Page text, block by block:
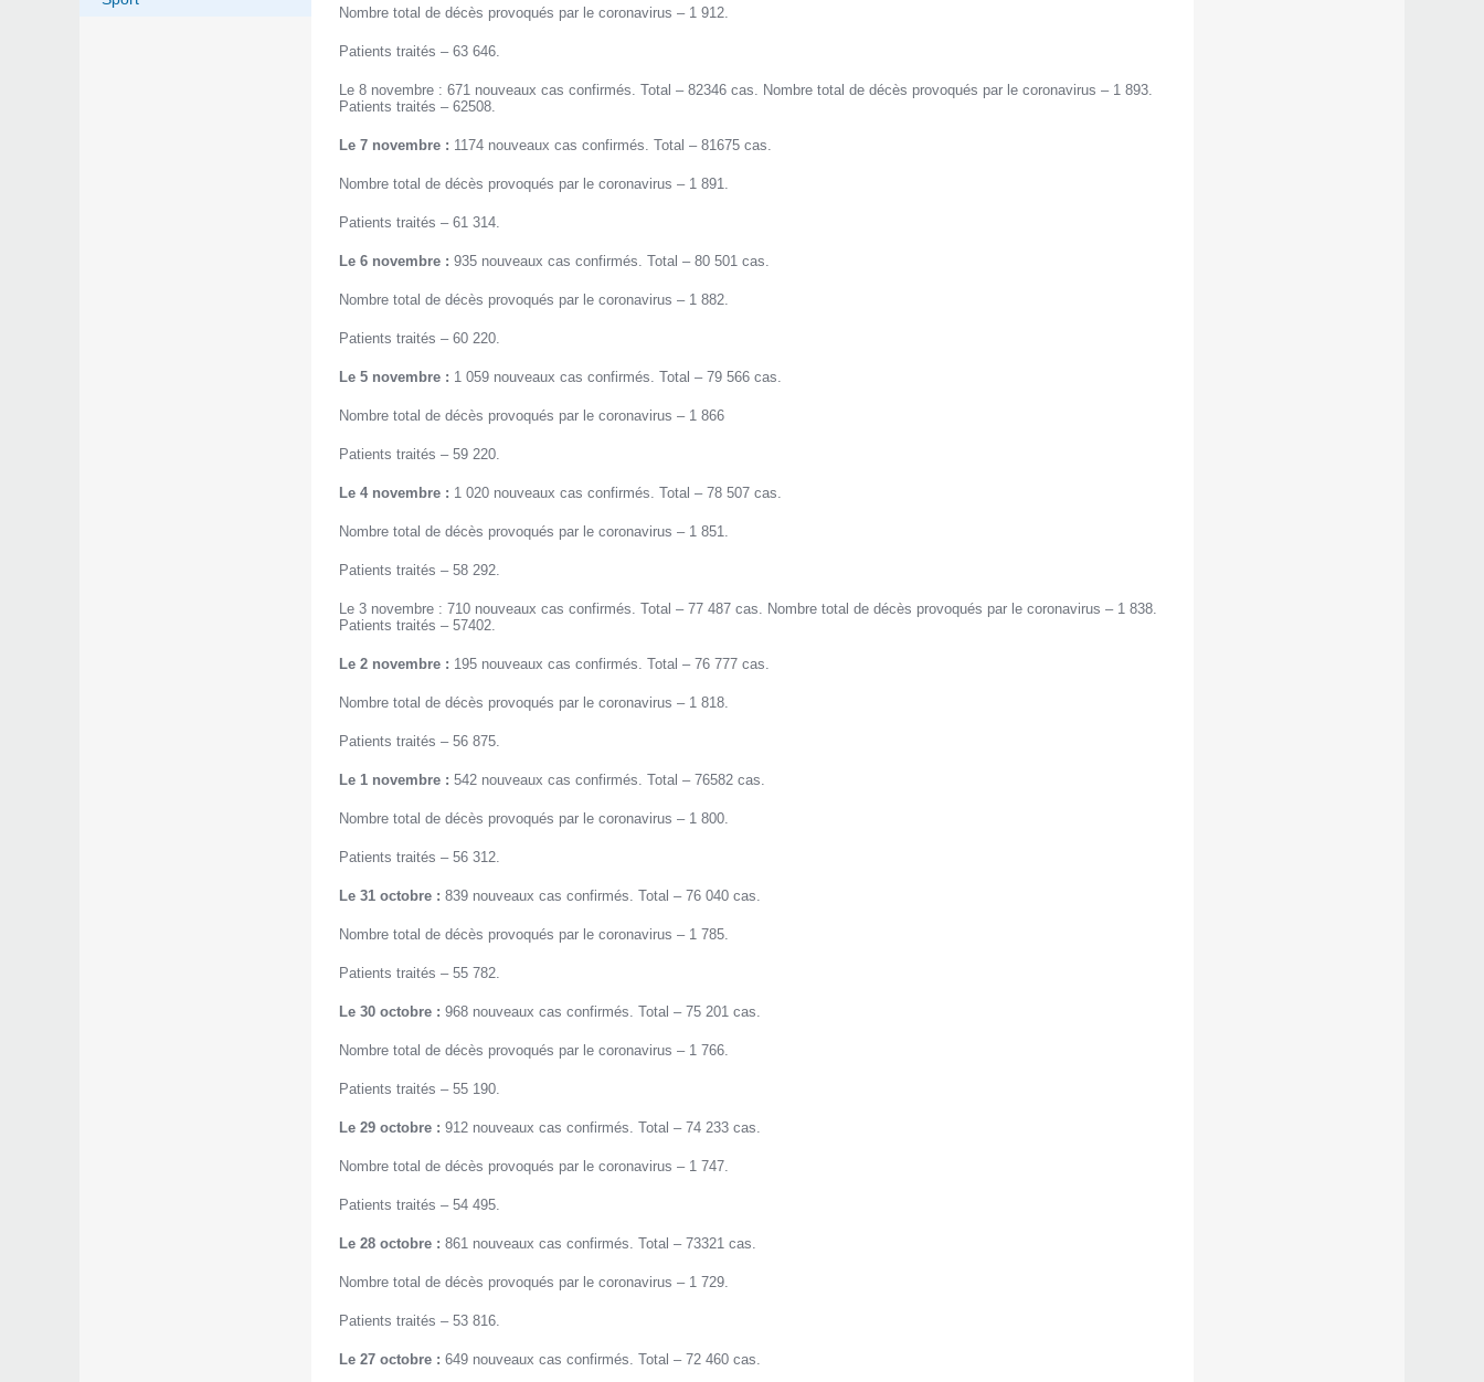
Nombre total de décès provoqués par le coronavirus – 1 912.
Patients traités – 63 646.
Le 8 novembre : 671 nouveaux cas confirmés. Total – 82346 cas. Nombre total de décès provoqués par le coronavirus – 1 893.
Patients traités – 62508.
Le 7 novembre : 1174 nouveaux cas confirmés. Total – 81675 cas.
Nombre total de décès provoqués par le coronavirus – 1 891.
Patients traités – 61 314.
Le 6 novembre : 935 nouveaux cas confirmés. Total – 80 501 cas.
Nombre total de décès provoqués par le coronavirus – 1 882.
Patients traités – 60 220.
Le 5 novembre : 1 059 nouveaux cas confirmés. Total – 79 566 cas.
Nombre total de décès provoqués par le coronavirus – 1 866
Patients traités – 59 220.
Le 4 novembre : 1 020 nouveaux cas confirmés. Total – 78 507 cas.
Nombre total de décès provoqués par le coronavirus – 1 851.
Patients traités – 58 292.
Le 3 novembre : 710 nouveaux cas confirmés. Total – 77 487 cas. Nombre total de décès provoqués par le coronavirus – 1 838.
Patients traités – 57402.
Le 2 novembre : 195 nouveaux cas confirmés. Total – 76 777 cas.
Nombre total de décès provoqués par le coronavirus – 1 818.
Patients traités – 56 875.
Le 1 novembre : 542 nouveaux cas confirmés. Total – 76582 cas.
Nombre total de décès provoqués par le coronavirus – 1 800.
Patients traités – 56 312.
Le 31 octobre : 839 nouveaux cas confirmés. Total – 76 040 cas.
Nombre total de décès provoqués par le coronavirus – 1 785.
Patients traités – 55 782.
Le 30 octobre : 968 nouveaux cas confirmés. Total – 75 201 cas.
Nombre total de décès provoqués par le coronavirus – 1 766.
Patients traités – 55 190.
Le 29 octobre : 912 nouveaux cas confirmés. Total – 74 233 cas.
Nombre total de décès provoqués par le coronavirus – 1 747.
Patients traités – 54 495.
Le 28 octobre : 861 nouveaux cas confirmés. Total – 73321 cas.
Nombre total de décès provoqués par le coronavirus – 1 729.
Patients traités – 53 816.
Le 27 octobre : 649 nouveaux cas confirmés. Total – 72 460 cas.